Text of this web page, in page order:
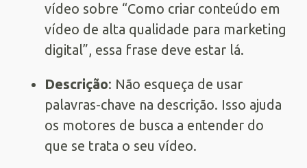
vídeo sobre “Como criar conteúdo em
vídeo de alta qualidade para marketing
digital”, essa frase deve estar lá.
Descrição: Não esqueça de usar
palavras-chave na descrição. Isso ajuda
os motores de busca a entender do
que se trata o seu vídeo.